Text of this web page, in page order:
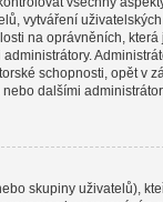
vytváření
na oprávněních,
schopnosti, opět v
dalšími
skupiny uživatelů),